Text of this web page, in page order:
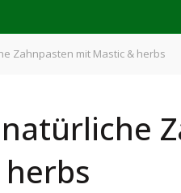
Zahnpasten mit Mastic & herbs